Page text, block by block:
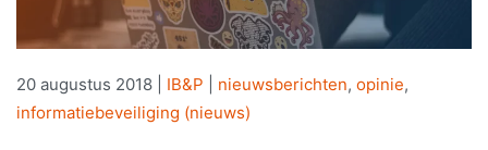
20 augustus 2018 IB&P nieuwsberichten, opinie,
informatiebeveiliging (nieuws)